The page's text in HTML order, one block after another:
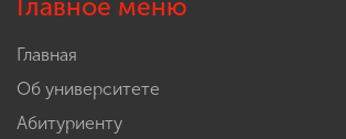
Главное меню
Главная
Об университете
Абитуриенту